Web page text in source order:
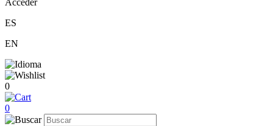
Acceder
ES
EN
0
0